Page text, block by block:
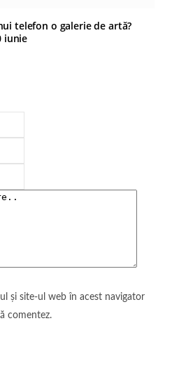
telefon o galerie de artă?
iunie
și site-ul web în acest navigator
comentez.